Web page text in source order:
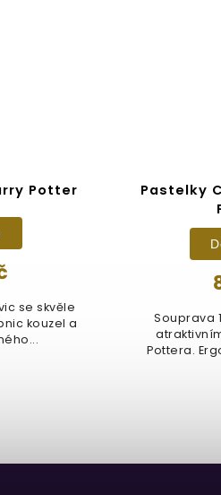
Potter
se skvěle
kouzel a
Pastelky
Souprava
Pottera.